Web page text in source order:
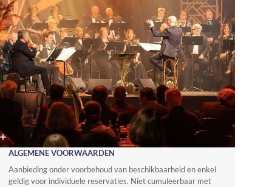
ALGEMENE VOORWAARDEN
Aanbieding onder voorbehoud van beschikbaarheid en enkel
geldig voor individuele reservaties. Niet cumuleerbaar met